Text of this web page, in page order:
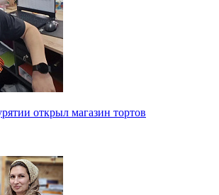
открыл магазин тортов